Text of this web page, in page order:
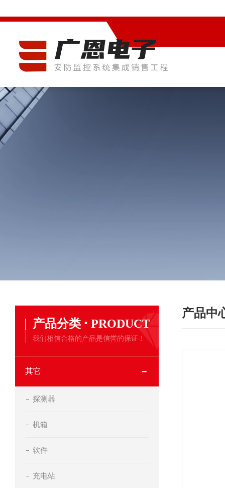
产品分类 · PRODUCT
我们相信合格的产品是信誉的保证！
其它
探测器
机箱
软件
充电站
产品中